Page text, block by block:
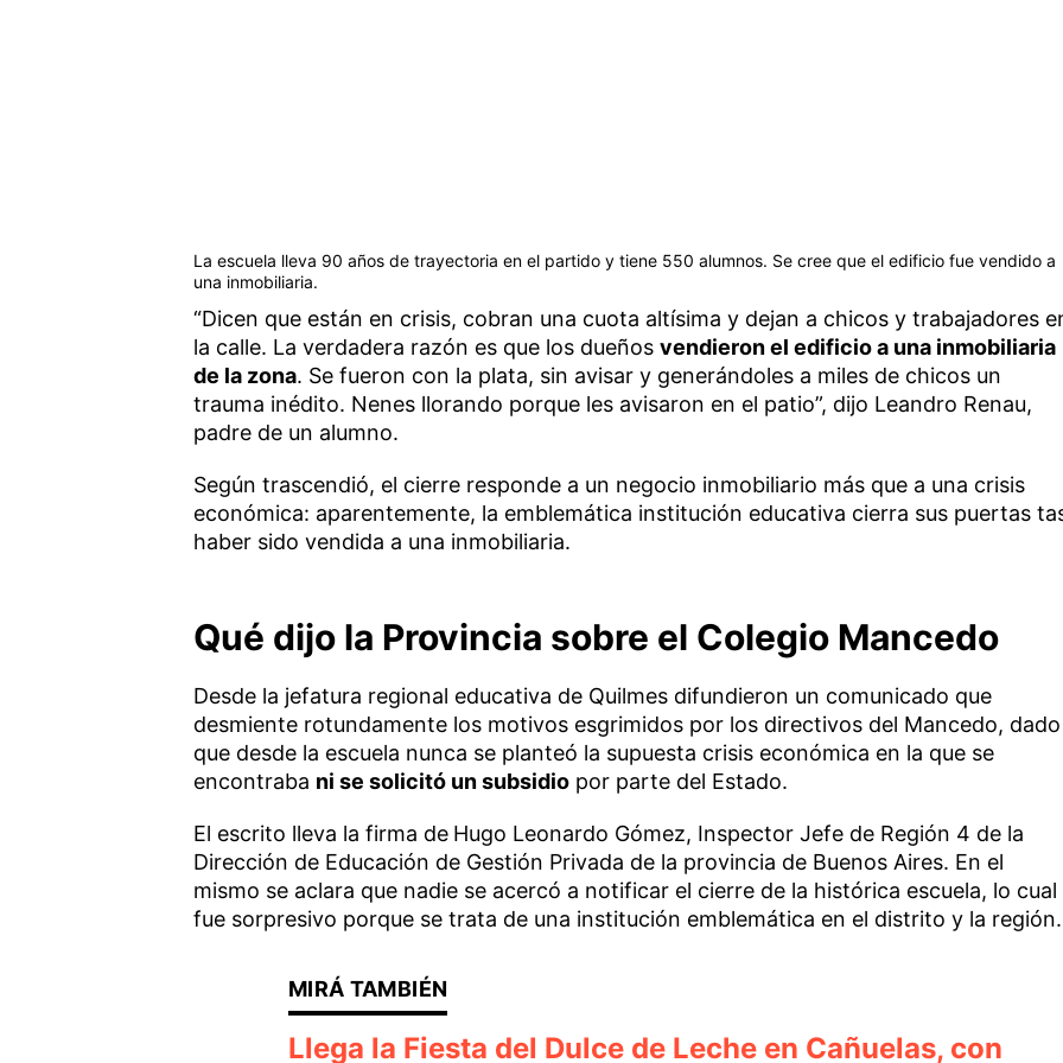
La escuela lleva 90 años de trayectoria en el partido y tiene 550 alumnos. Se cree que el edificio fue vendido a
una inmobiliaria.
“Dicen que están en crisis, cobran una cuota altísima y dejan a chicos y trabajadores
la calle. La verdadera razón es que los dueños vendieron el edificio a una inmobiliaria
de la zona. Se fueron con la plata, sin avisar y generándoles a miles de chicos un
trauma inédito. Nenes llorando porque les avisaron en el patio”, dijo Leandro Renau,
padre de un alumno.
Según trascendió, el cierre responde a un negocio inmobiliario más que a una crisis
económica: aparentemente, la emblemática institución educativa cierra sus puertas
haber sido vendida a una inmobiliaria.
Qué dijo la Provincia sobre el Colegio Mancedo
Desde la jefatura regional educativa de Quilmes difundieron un comunicado que
desmiente rotundamente los motivos esgrimidos por los directivos del Mancedo, dado
que desde la escuela nunca se planteó la supuesta crisis económica en la que se
encontraba ni se solicitó un subsidiopor parte del Estado.
El escrito lleva la firma de Hugo Leonardo Gómez, Inspector Jefe de Región 4 de la
Dirección de Educación de Gestión Privada de la provincia de Buenos Aires. En el
mismo se aclara que nadie se acercó a notificar el cierre de la histórica escuela, lo cual
fue sorpresivo porque se trata de una institución emblemática en el distrito y la región.
Llega la Fiesta del Dulce de Leche en Cañuelas, con